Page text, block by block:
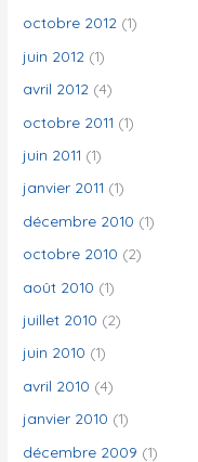
octobre 2012 (1)
juin 2012 (1)
avril 2012 (4)
octobre 2011 (1)
juin 2011 (1)
janvier 2011 (1)
décembre 2010 (1)
octobre 2010 (2)
août 2010 (1)
juillet 2010 (2)
juin 2010 (1)
avril 2010 (4)
janvier 2010 (1)
décembre 2009 (1)